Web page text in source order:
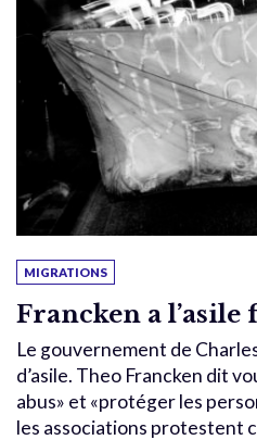
MIGRATIONS
Francken a l’asile
Le gouvernement de
d’asile. Theo Francken dit
abus» et «protéger les
les associations protestent